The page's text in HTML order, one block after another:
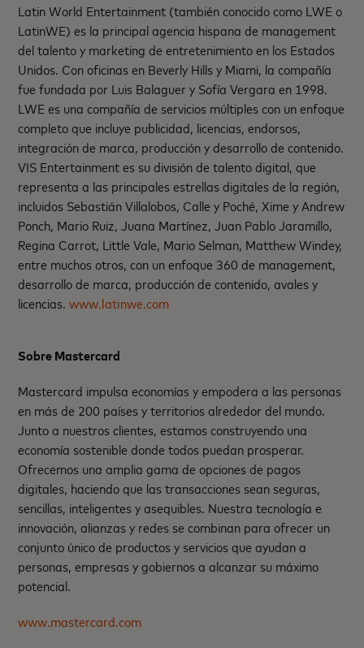
Latin World Entertainment (también conocido como LWE o
LatinWE) es la principal agencia hispana de management
del talento y marketing de entretenimiento en los Estados
Unidos. Con oficinas en Beverly Hills y Miami, la compañía
fue fundada por Luis Balaguer y Sofía Vergara en 1998.
LWE es una compañía de servicios múltiples con un enfoque
completo que incluye publicidad, licencias, endorsos,
integración de marca, producción y desarrollo de contenido.
VIS Entertainment es su división de talento digital, que
representa a las principales estrellas digitales de la región,
incluidos Sebastián Villalobos, Calle y Poché, Xime y Andrew
Ponch, Mario Ruiz, Juana Martínez, Juan Pablo Jaramillo,
Regina Carrot, Little Vale, Mario Selman, Matthew Windey,
entre muchos otros, con un enfoque 360 de management,
desarrollo de marca, producción de contenido, avales y
licencias.www.latinwe.com
Sobre Mastercard
Mastercard impulsa economías y empodera a las personas
en más de 200 países y territorios alrededor del mundo.
Junto a nuestros clientes, estamos construyendo una
economía sostenible donde todos puedan prosperar.
Ofrecemos una amplia gama de opciones de pagos
digitales, haciendo que las transacciones sean seguras,
sencillas, inteligentes y asequibles. Nuestra tecnología e
innovación, alianzas y redes se combinan para ofrecer un
conjunto único de productos y servicios que ayudan a
personas, empresas y gobiernos a alcanzar su máximo
potencial.
www.mastercard.com